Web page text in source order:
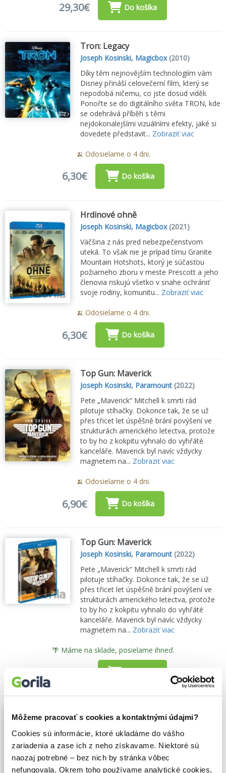
Môžeme pracovať s cookies a kontaktnými údajmi?
Cookies sú informácie, ktoré ukladáme do vášho
zariadenia a zase ich z neho získavame. Niektoré sú
naozaj potrebné – bez nich by stránka vôbec
nefungovala. Okrem toho používame analytické cookies,
29,30€ Do košíka
Tron: Legacy
Joseph Kosinski, Magicbox(2010)
Díky těm nejnovějším technologiím vám
Disney přináší celovečerní film, který se
nepodobá ničemu, co jste dosud viděli.
Ponořte se do digitálního světa TRON, kde
se odehrává příběh s těmi
nejdokonalejšími vizuálními efekty, jaké si
dovedete představit... Zobraziť viac
🍌 Odosielame o 4 dni.
6,30€ Do košíka
Hrdinové ohně
Joseph Kosinski, Magicbox(2021)
Väčšina z nás pred nebezpečenstvom
uteká. To však nie je prípad tímu Granite
Mountain Hotshots, ktorý je súčasťou
požiarneho zboru v meste Prescott a jeho
členovia riskujú všetko v snahe ochrániť
svoje rodiny, komunitu... Zobraziť viac
🍌 Odosielame o 4 dni.
6,30€ Do košíka
Top Gun: Maverick
Joseph Kosinski, Paramount (2022)
Pete „Maverick“ Mitchell k smrti rád
pilotuje stíhačky. Dokonce tak, že se už
přes třicet let úspěšně brání povýšení ve
strukturách amerického letectva, protože
to by ho z kokpitu vyhnalo do vyhřáté
kanceláře. Maverick byl navíc vždycky
magnetem na... Zobraziť viac
🍌 Odosielame o 4 dni.
6,90€ Do košíka
Top Gun: Maverick
Joseph Kosinski, Paramount (2022)
Pete „Maverick“ Mitchell k smrti rád
pilotuje stíhačky. Dokonce tak, že se už
přes třicet let úspěšně brání povýšení ve
strukturách amerického letectva, protože
to by ho z kokpitu vyhnalo do vyhřáté
kanceláře. Maverick byl navíc vždycky
magnetem na... Zobraziť viac
🌴 Máme na sklade, posielame ihneď.
Joseph Kosinski ,Magicbox (2013)
Tom Cruise září v průlomovém snímku v
roli Jacka Harpera, osamoceného strážce
a údržbáře umístěného na pusté, téměř
zničené Zemi. Když Harper po nouzovém